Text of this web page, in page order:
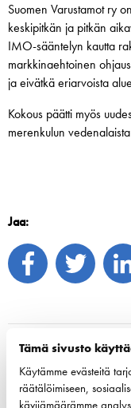
Tämä sivusto
Käytämme evästeitä
räätälöimiseen,
kävijämäärämme
Suomen Varustamot ry
keskipitkän ja pitkän
IMO-sääntelyn kautta
markkinaehtoinen
ja eivätkä eriarvoista
Kokous päätti myös
merenkulun
Jaa: